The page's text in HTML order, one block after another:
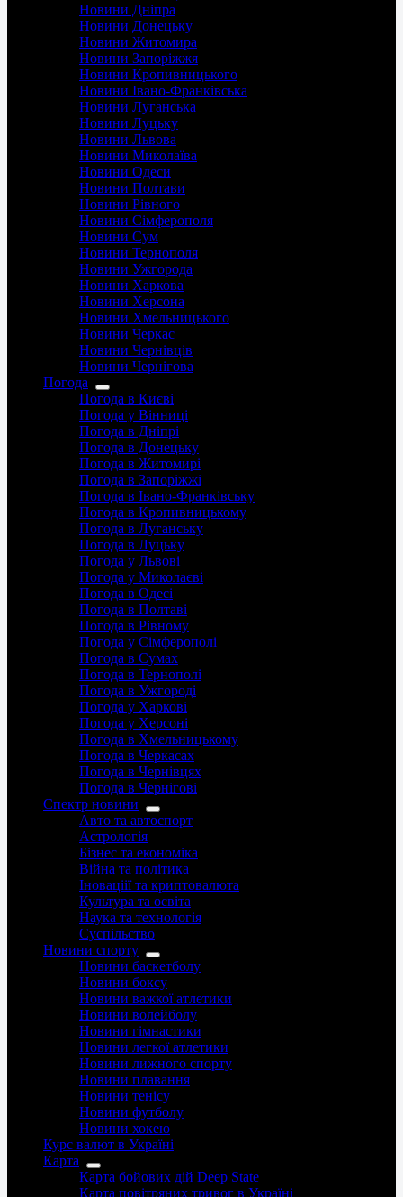
Новини Дніпра
Новини Донецьку
Новини Житомира
Новини Запоріжжя
Новини Кропивницького
Новини Івано-Франківська
Новини Луганська
Новини Луцьку
Новини Львова
Новини Миколаїва
Новини Одеси
Новини Полтави
Новини Рівного
Новини Сімферополя
Новини Сум
Новини Тернополя
Новини Ужгорода
Новини Харкова
Новини Херсона
Новини Хмельницького
Новини Черкас
Новини Чернівців
Новини Чернігова
Погода
Погода в Києві
Погода у Вінниці
Погода в Дніпрі
Погода в Донецьку
Погода в Житомирі
Погода в Запоріжжі
Погода в Івано-Франківську
Погода в Кропивницькому
Погода в Луганську
Погода в Луцьку
Погода у Львові
Погода у Миколаєві
Погода в Одесі
Погода в Полтаві
Погода в Рівному
Погода у Сімферополі
Погода в Сумах
Погода в Тернополі
Погода в Ужгороді
Погода у Харкові
Погода у Херсоні
Погода в Хмельницькому
Погода в Черкасах
Погода в Чернівцях
Погода в Чернігові
Спектр новини
Авто та автоспорт
Астрологія
Бізнес та економіка
Війна та політика
Іноваціії та криптовалюта
Культура та освіта
Наука та технологія
Суспільство
Новини спорту
Новини баскетболу
Новини боксу
Новини важкої атлетики
Новини волейболу
Новини гімнастики
Новини легкої атлетики
Новини лижного спорту
Новини плавання
Новини тенісу
Новини футболу
Новини хокею
Курс валют в Україні
Карта
Карта бойових дій Deep State
Карта повітряних тривог в Україні